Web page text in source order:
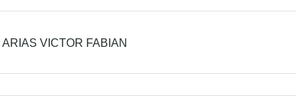
ARIAS VICTOR FABIAN